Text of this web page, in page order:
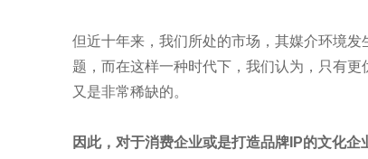
但近十年来，我们所处的市场，其媒介环境
题，而在这样一种时代下，我们认为，只有
又是非常稀缺的。
因此，对于消费企业或是打造品牌IP的文化